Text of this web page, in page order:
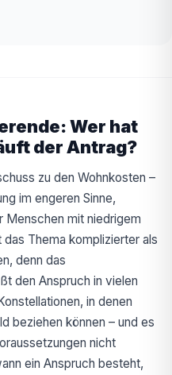
Wer hat
der Antrag?
zu den Wohnkosten –
im engeren Sinne,
Menschen mit niedrigem
das Thema komplizierter als
denn das
den Anspruch in vielen
in denen
beziehen können – und es
nicht
ein Anspruch besteht,